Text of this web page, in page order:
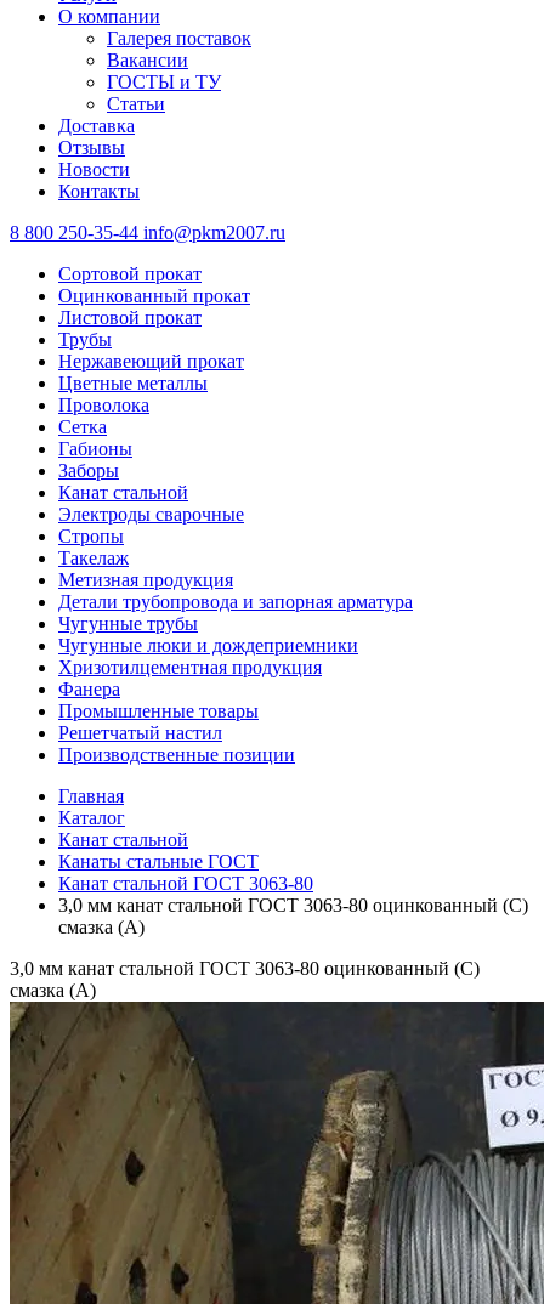
О компании
Галерея поставок
Вакансии
ГОСТЫ и ТУ
Статьи
Доставка
Отзывы
Новости
Контакты
8 800 250-35-44 info@pkm2007.ru
Сортовой прокат
Оцинкованный прокат
Листовой прокат
Трубы
Нержавеющий прокат
Цветные металлы
Проволока
Сетка
Габионы
Заборы
Канат стальной
Электроды сварочные
Стропы
Такелаж
Метизная продукция
Детали трубопровода и запорная арматура
Чугунные трубы
Чугунные люки и дождеприемники
Хризотилцементная продукция
Фанера
Промышленные товары
Решетчатый настил
Производственные позиции
Главная
Каталог
Канат стальной
Канаты стальные ГОСТ
Канат стальной ГОСТ 3063-80
3,0 мм канат стальной ГОСТ 3063-80 оцинкованный (С)
смазка (А)
3,0 мм канат стальной ГОСТ 3063-80 оцинкованный (С)
смазка (А)